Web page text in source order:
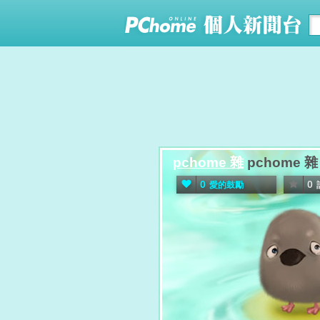
pchome 雜 pchome 雜
0 愛的鼓勵 0